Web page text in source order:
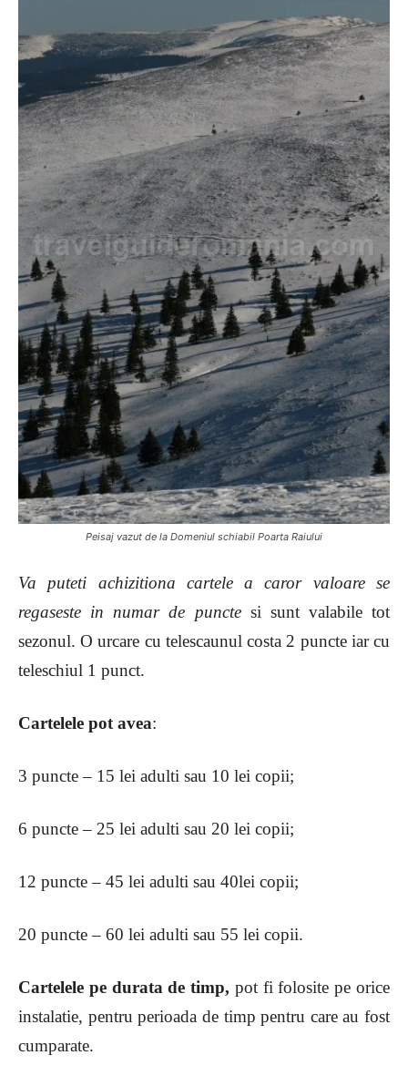
Peisaj vazut de la Domeniul schiabil Poarta Raiului
Va puteti achizitiona cartele a caror valoare se
regaseste in numar de punctesi sunt valabile tot
sezonul. O urcare cu telescaunul costa 2 puncte iar cu
teleschiul 1 punct.
Cartelele pot avea:
3 puncte – 15 lei adulti sau 10 lei copii;
6 puncte – 25 lei adulti sau 20 lei copii;
12 puncte – 45 lei adulti sau 40lei copii;
20 puncte – 60 lei adulti sau 55 lei copii.
Cartelele pe durata de timp, pot fi folosite pe orice
instalatie, pentru perioada de timp pentru care au fost
cumparate.